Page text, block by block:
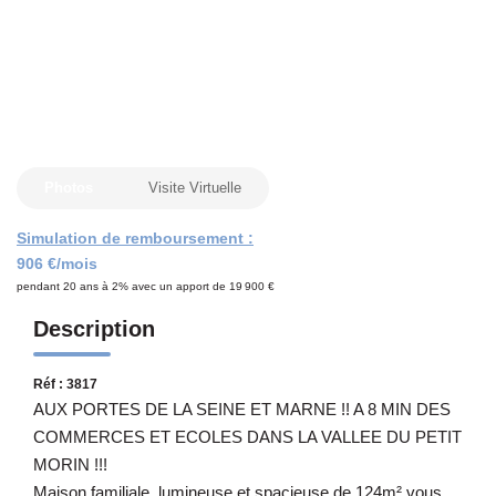
Simulation de remboursement :
906 €/mois
pendant 20 ans à 2% avec un apport de 19 900 €
Visite Virtuelle
Description
Réf : 3817
AUX PORTES DE LA SEINE ET MARNE !! A 8 MIN DES
COMMERCES ET ECOLES DANS LA VALLEE DU PETIT
MORIN !!!
Maison familiale, lumineuse et spacieuse de 124m² vous